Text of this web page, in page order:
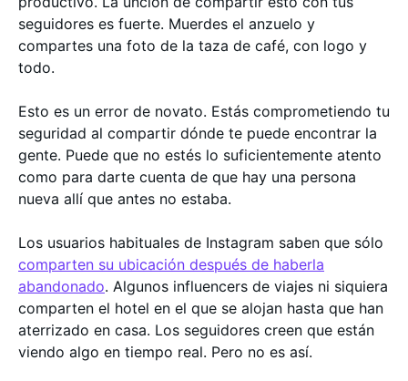
seguidores es fuerte. Muerdes el anzuelo y
compartes una foto de la taza de café, con logo y
todo.
Esto es un error de novato. Estás comprometiendo tu
seguridad al compartir dónde te puede encontrar la
gente. Puede que no estés lo suficientemente atento
como para darte cuenta de que hay una persona
nueva allí que antes no estaba.
Los usuarios habituales de Instagram saben que sólo
comparten su ubicación después de haberla
abandonado. Algunos influencers de viajes ni siquiera
comparten el hotel en el que se alojan hasta que han
aterrizado en casa. Los seguidores creen que están
viendo algo en tiempo real. Pero no es así.